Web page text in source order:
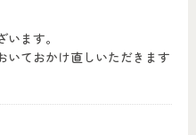
ます。
いておかけ直しいただきます